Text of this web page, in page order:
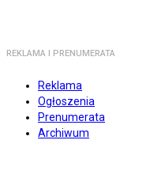
REKLAMA I PRENUMERATA
Reklama
Ogłoszenia
Prenumerata
Archiwum